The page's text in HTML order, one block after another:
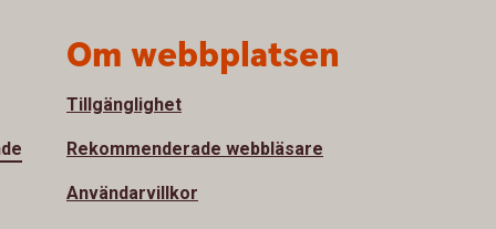
Om webbplatsen
Tillgänglighet
Rekommenderade webbläsare
Användarvillkor